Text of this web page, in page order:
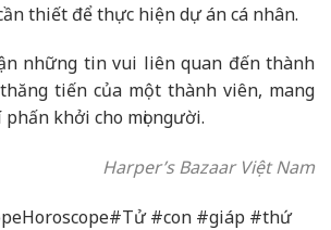
thiết để thực hiện dự án cá nhân.
những tin vui liên quan đến thành
thăng tiến của một thành viên, mang
khởi cho mọi người.
Harper’s Bazaar Việt Nam
#con #giáp #thứ